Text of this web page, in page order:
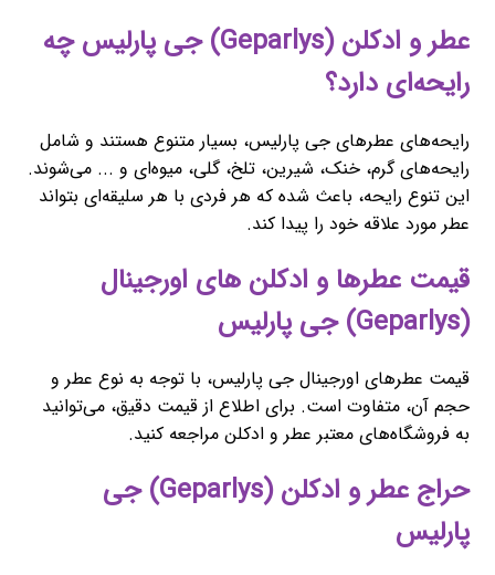
عطر و ادکلن (Geparlys) جی پارلیس چه
رایحه‌ای دارد؟
رایحه‌های عطرهای جی پارلیس، بسیار متنوع هستند و شامل
رایحه‌های گرم، خنک، شیرین، تلخ، گلی، میوه‌ای و ... می‌شوند.
این تنوع رایحه، باعث شده که هر فردی با هر سلیقه‌ای بتواند
عطر مورد علاقه خود را پیدا کند.
قیمت عطرها و ادکلن های اورجینال
(Geparlys) جی پارلیس
قیمت عطرهای اورجینال جی پارلیس، با توجه به نوع عطر و
حجم آن، متفاوت است. برای اطلاع از قیمت دقیق، می‌توانید
به فروشگاه‌های معتبر عطر و ادکلن مراجعه کنید.
حراج عطر و ادکلن (Geparlys) جی
پارلیس